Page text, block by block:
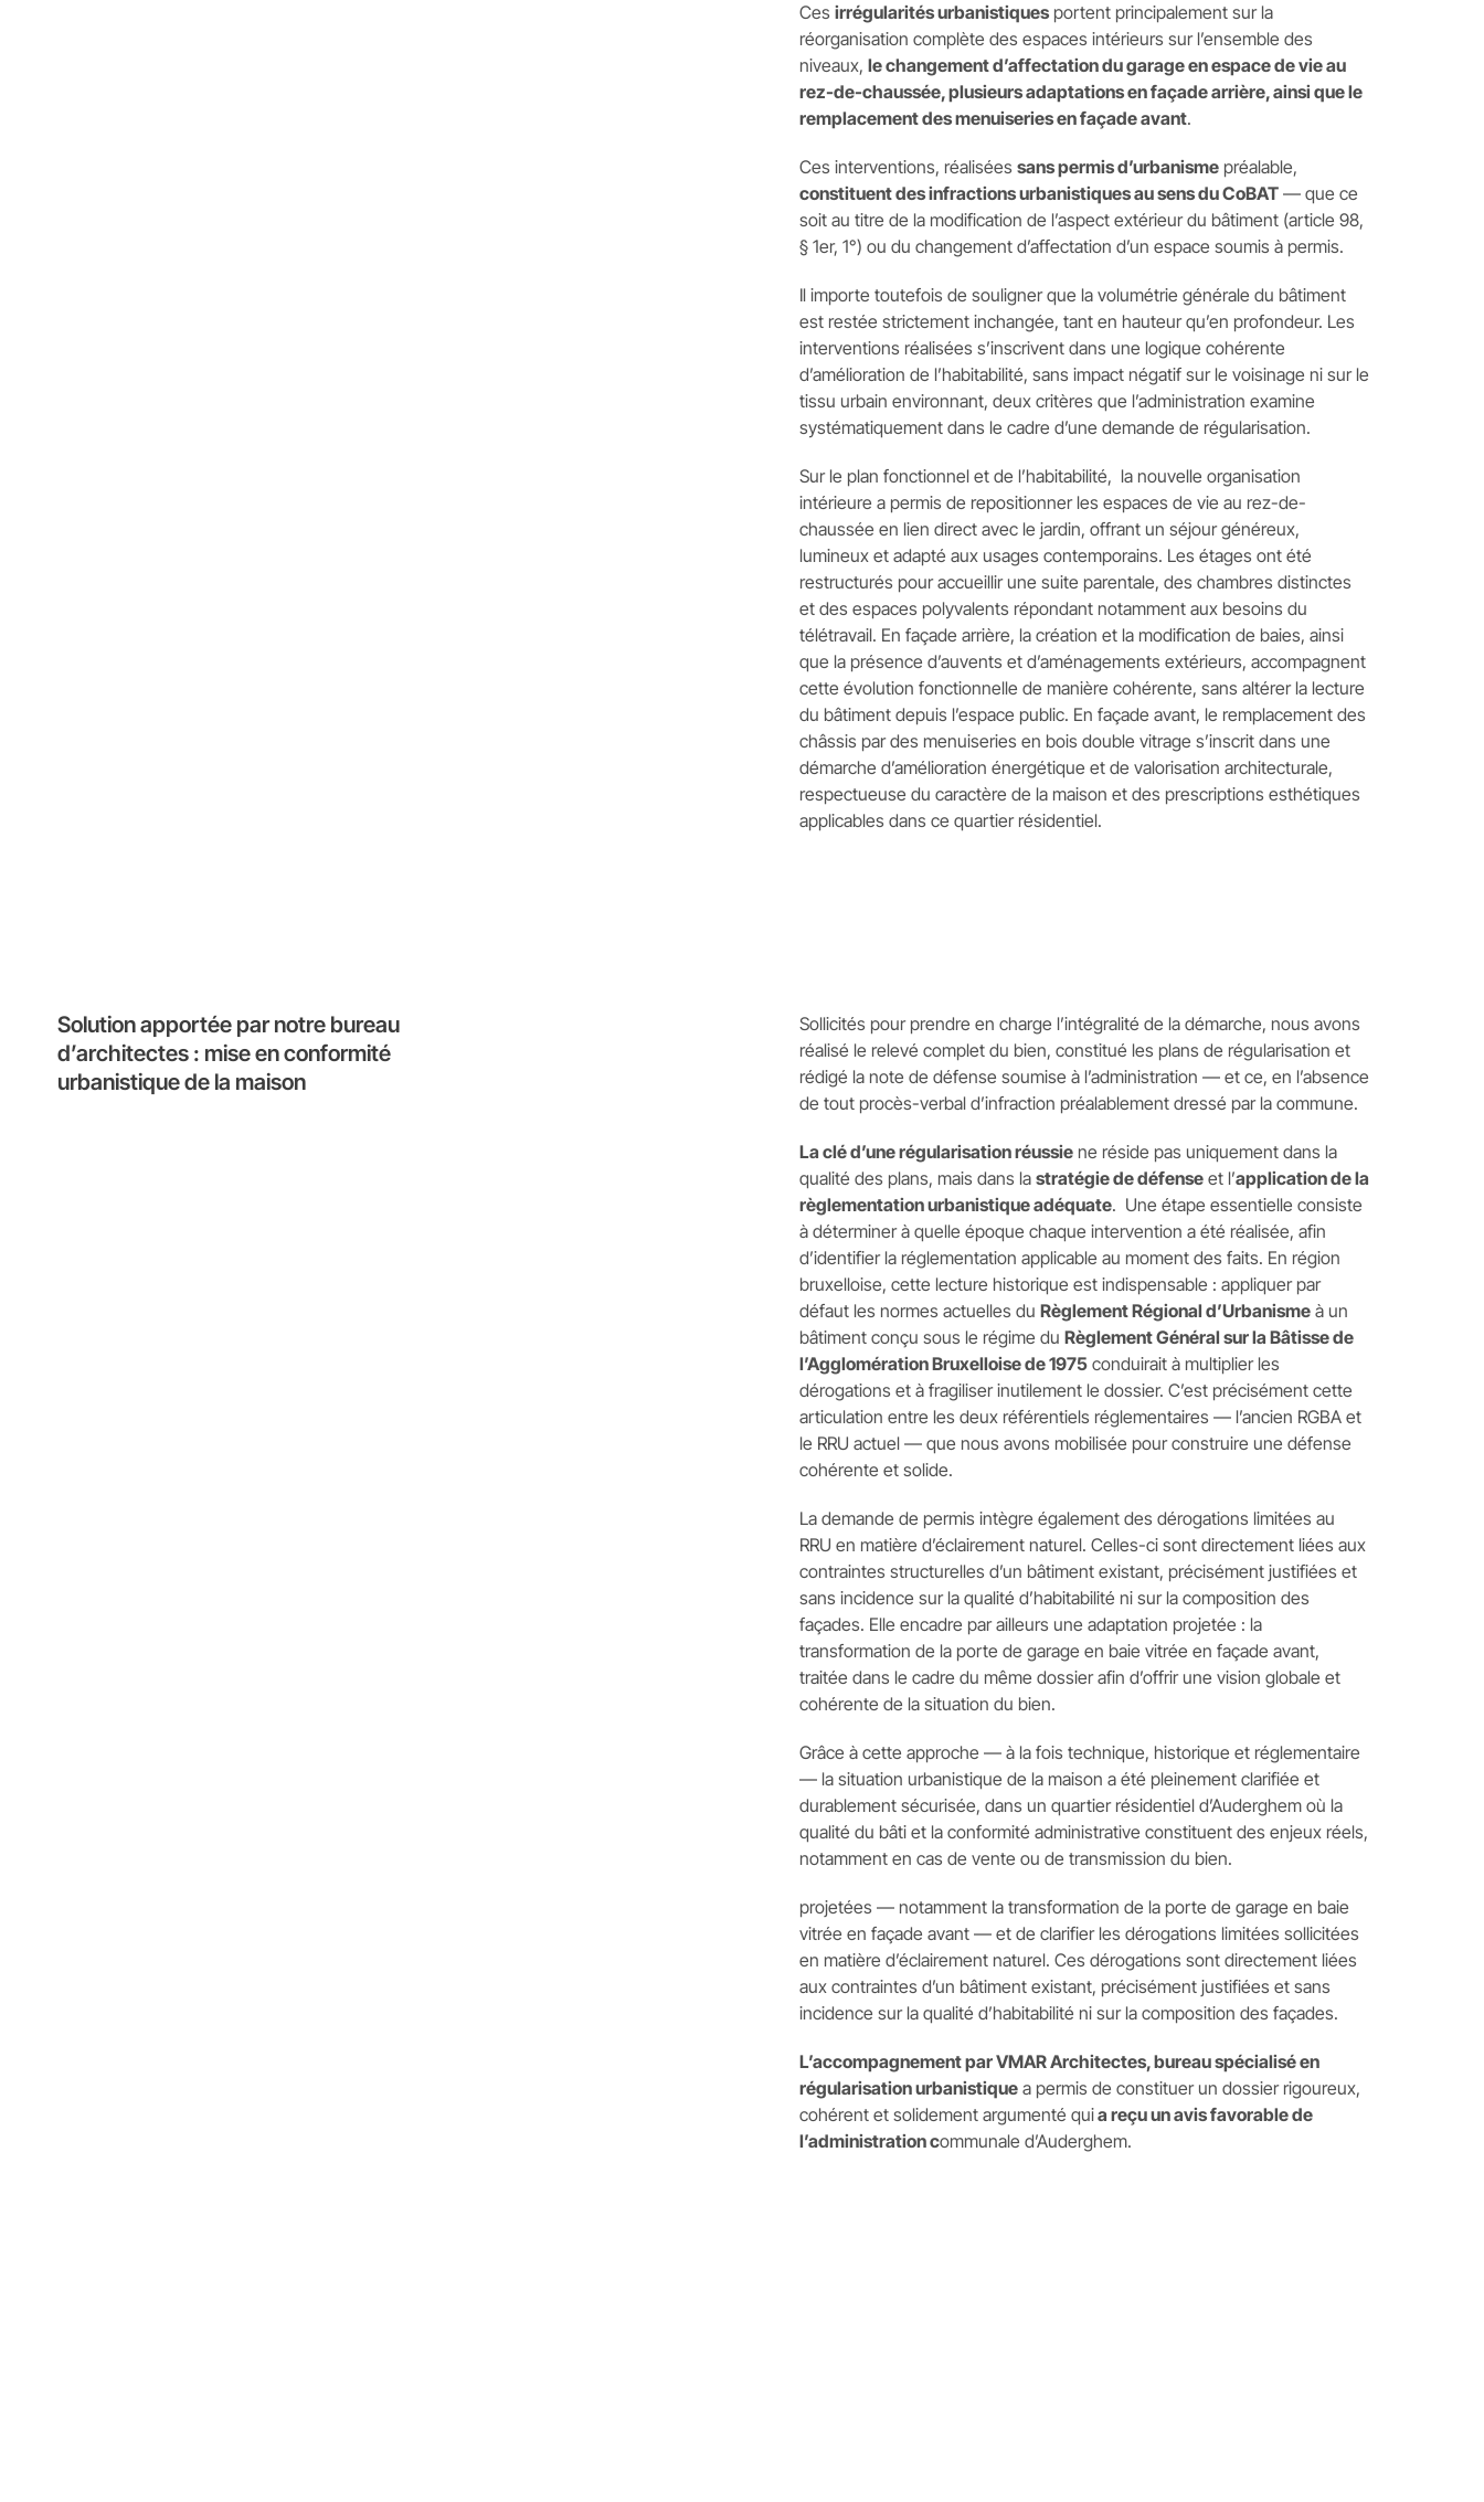
Ces irrégularités urbanistiquesportent principalement sur la
réorganisation complète des espaces intérieurs sur l’ensemble des
niveaux, le changement d’affectation du garage en espace de vie au
rez-de-chaussée, plusieurs adaptations en façade arrière, ainsi que le
remplacement des menuiseries en façade avant.
Ces interventions, réalisées sans permis d’urbanismepréalable,
constituent des infractions urbanistiques au sens du CoBAT— que ce
soit au titre de la modification de l’aspect extérieur du bâtiment (article 98,
§ 1er, 1°) ou du changement d’affectation d’un espace soumis à permis.
Il importe toutefois de souligner que la volumétrie générale du bâtiment
est restée strictement inchangée, tant en hauteur qu’en profondeur. Les
interventions réalisées s’inscrivent dans une logique cohérente
d’amélioration de l’habitabilité, sans impact négatif sur le voisinage ni sur le
tissu urbain environnant, deux critères que l’administration examine
systématiquement dans le cadre d’une demande de régularisation.
Sur le plan fonctionnel et de l’habitabilité, la nouvelle organisation
intérieure a permis de repositionner les espaces de vie au rez-de-
chaussée en lien direct avec le jardin, offrant un séjour généreux,
lumineux et adapté aux usages contemporains. Les étages ont été
restructurés pour accueillir une suite parentale, des chambres distinctes
et des espaces polyvalents répondant notamment aux besoins du
télétravail. En façade arrière, la création et la modification de baies, ainsi
que la présence d’auvents et d’aménagements extérieurs, accompagnent
cette évolution fonctionnelle de manière cohérente, sans altérer la lecture
du bâtiment depuis l’espace public. En façade avant, le remplacement des
châssis par des menuiseries en bois double vitrage s’inscrit dans une
démarche d’amélioration énergétique et de valorisation architecturale,
respectueuse du caractère de la maison et des prescriptions esthétiques
applicables dans ce quartier résidentiel.
Solution apportée par notre bureau
d’architectes : mise en conformité
urbanistique de la maison
Sollicités pour prendre en charge l’intégralité de la démarche, nous avons
réalisé le relevé complet du bien, constitué les plans de régularisation et
rédigé la note de défense soumise à l’administration — et ce, en l’absence
de tout procès-verbal d’infraction préalablement dressé par la commune.
La clé d’une régularisation réussiene réside pas uniquement dans la
qualité des plans, mais dans la stratégie de défenseet l’application de la
règlementation urbanistique adéquate. Une étape essentielle consiste
à déterminer à quelle époque chaque intervention a été réalisée, afin
d’identifier la réglementation applicable au moment des faits. En région
bruxelloise, cette lecture historique est indispensable : appliquer par
défaut les normes actuelles du Règlement Régional d’Urbanismeà un
bâtiment conçu sous le régime du Règlement Général sur la Bâtisse de
l’Agglomération Bruxelloise de 1975conduirait à multiplier les
dérogations et à fragiliser inutilement le dossier. C’est précisément cette
articulation entre les deux référentiels réglementaires — l’ancien RGBA et
le RRU actuel — que nous avons mobilisée pour construire une défense
cohérente et solide.
La demande de permis intègre également des dérogations limitées au
RRU en matière d’éclairement naturel. Celles-ci sont directement liées aux
contraintes structurelles d’un bâtiment existant, précisément justifiées et
sans incidence sur la qualité d’habitabilité ni sur la composition des
façades. Elle encadre par ailleurs une adaptation projetée : la
transformation de la porte de garage en baie vitrée en façade avant,
traitée dans le cadre du même dossier afin d’offrir une vision globale et
cohérente de la situation du bien.
Grâce à cette approche — à la fois technique, historique et réglementaire
— la situation urbanistique de la maison a été pleinement clarifiée et
durablement sécurisée, dans un quartier résidentiel d’Auderghem où la
qualité du bâti et la conformité administrative constituent des enjeux réels,
notamment en cas de vente ou de transmission du bien.
projetées — notamment la transformation de la porte de garage en baie
vitrée en façade avant — et de clarifier les dérogations limitées sollicitées
en matière d’éclairement naturel. Ces dérogations sont directement liées
aux contraintes d’un bâtiment existant, précisément justifiées et sans
incidence sur la qualité d’habitabilité ni sur la composition des façades.
L’accompagnement par VMAR Architectes, bureau spécialisé en
régularisation urbanistiquea permis de constituer un dossier rigoureux,
cohérent et solidement argumenté quia reçu un avis favorable de
l’administration communale d’Auderghem.